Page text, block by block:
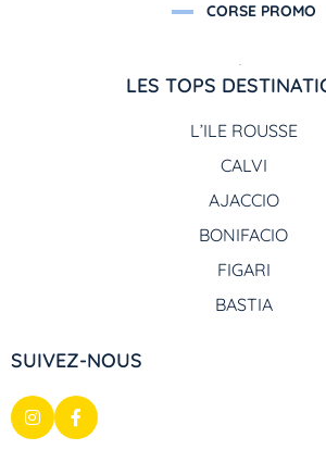
CORSE PROMO
LES TOPS
L’ILE ROUSSE
CALVI
AJACCIO
BONIFACIO
FIGARI
BASTIA
SUIVEZ-NOUS